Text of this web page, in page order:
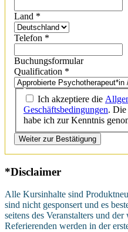
Land *
Telefon *
Buchungsformular
Qualification *
Ich akzeptiere die
Geschäftsbedingungen. Die
habe ich zur Kenntnis
Weiter zur Bestätigung
*Disclaimer
Alle Kursinhalte sind
sind nicht gesponsert und es
seitens des Veranstalters und
Referierenden werden in der